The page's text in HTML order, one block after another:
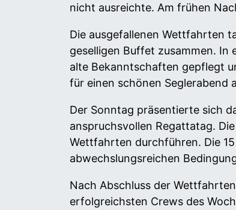
nicht ausreichte. Am frühen
Die ausgefallenen Wettfahrten
geselligen Buffet zusammen.
alte Bekanntschaften gepflegt
für einen schönen Seglerabend
Der Sonntag präsentierte sich
anspruchsvollen Regattatag.
Wettfahrten durchführen. Die
abwechslungsreichen
Nach Abschluss der
erfolgreichsten Crews des